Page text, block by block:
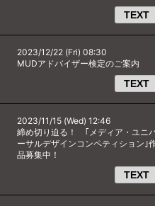
TEXT
2023/12/22 (Fri) 08:30
MUDアドバイザー検定のご案内
TEXT
2023/11/15 (Wed) 12:46
締め切り迫る！ ｢メディア・ユニ
ーサルデザインコンペティション｣
品募集中！
TEXT